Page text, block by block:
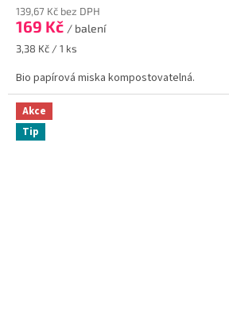
139,67 Kč bez DPH
169 Kč / balení
Měrná
3,38 Kč / 1 ks
Bio papírová miska kompostovatelná.
Akce
Tip